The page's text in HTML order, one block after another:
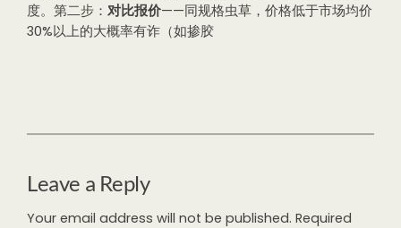
度。第二步：对比报价——同规格虫草，价格低于市场均价
30%以上的大概率有诈（如掺胶
Leave a Reply
Your email address will not be published. Required